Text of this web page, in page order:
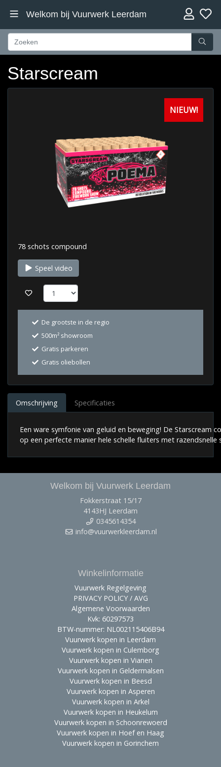
Welkom bij Vuurwerk Leerdam
Starscream
NIEUW!
78 schots compound
Speel video
De grootste in de regio
500m² showroom
Gratis parkeren
Gratis oliebollen
Omschrijving Specificaties
Een ware symfonie van geluid en beweging! De Starscream
op een perfecte manier hele schelle fluiters met razendsnelle
Welkom bij Vuurwerk Leerdam
Fokkerstraat 15/17
4143HJ Leerdam
0345614354
info@vuurwerkleerdam.nl
Winkelinformatie
Vuurwerk Regelgeving
PRIVACY POLICY / AVG
Algemene Voorwaarden
Kvk: 60297573
BTW-nummer: NL002115406B94
Vuurwerk kopen in Leerdam
Vuurwerk kopen in Culemborg
Vuurwerk kopen in Vianen
Vuurwerk kopen in Geldermalsen
Vuurwerk kopen in Beesd
Vuurwerk kopen in Asperen
Vuurwerk kopen in Arkel
Vuurwerk kopen in Heukelum
Vuurwerk kopen in Schoonrewoerd
Vuurwerk kopen in Hoef en Haag
Vuurwerk kopen in Gorinchem